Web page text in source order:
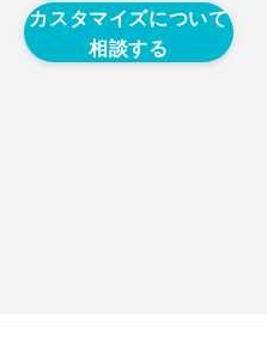
カスタマイズについて
相談する